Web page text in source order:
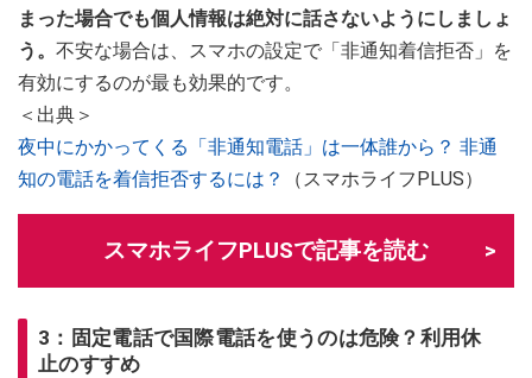
まった場合でも個人情報は絶対に話さないようにしましょ
う。 不安な場合は、スマホの設定で「非通知着信拒否」を
有効にするのが最も効果的です。
＜出典＞
夜中にかかってくる「非通知電話」は一体誰から？ 非通
知の電話を着信拒否するには？
（スマホライフPLUS）
スマホライフPLUSで記事を読む
3：固定電話で国際電話を使うのは危険？利用休
止のすすめ